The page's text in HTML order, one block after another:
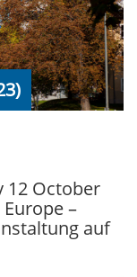
12 October
–
auf